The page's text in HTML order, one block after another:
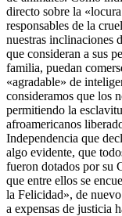
directo sobre la
responsables de la
nuestras inclinaciones
que consideran a sus
familia, puedan
«agradable» de
consideramos que los
permitiendo la
afroamericanos
Independencia que
algo evidente, que
fueron dotados por su
que entre ellos se
la Felicidad», de
a expensas de justicia